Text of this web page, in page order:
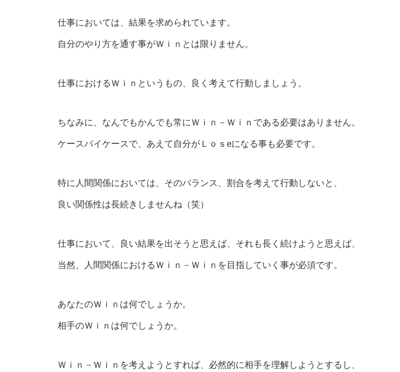
仕事においては、結果を求められています。
自分のやり方を通す事がＷｉｎとは限りません。
仕事におけるＷｉｎというもの、良く考えて行動しましょう。
ちなみに、なんでもかんでも常にＷｉｎ－Ｗｉｎである必要はありません。
ケースバイケースで、あえて自分がＬｏｓeになる事も必要です。
特に人間関係においては、そのバランス、割合を考えて行動しないと、
良い関係性は長続きしませんね（笑）
仕事において、良い結果を出そうと思えば、それも長く続けようと思えば、
当然、人間関係におけるＷｉｎ－Ｗｉｎを目指していく事が必須です。
あなたのＷｉｎは何でしょうか。
相手のＷｉｎは何でしょうか。
Ｗｉｎ－Ｗｉｎを考えようとすれば、必然的に相手を理解しようとするし、